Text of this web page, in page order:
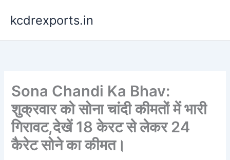
kcdrexports.in
Sona Chandi Ka Bhav:
शुक्रवार को सोना चांदी कीमतों में भारी
गिरावट,देखें 18 केरट से लेकर 24
कैरेट सोने का कीमत।